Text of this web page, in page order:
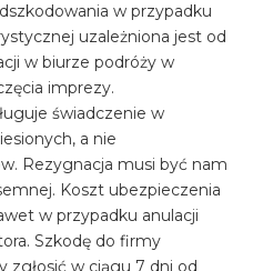
w przypadku
uzależniona jest od
w biurze podróży w
imprezy.
świadczenie w
a nie
Rezygnacja musi być nam
Koszt ubezpieczenia
w przypadku anulacji
Szkodę do firmy
zgłosić w ciągu 7 dni od